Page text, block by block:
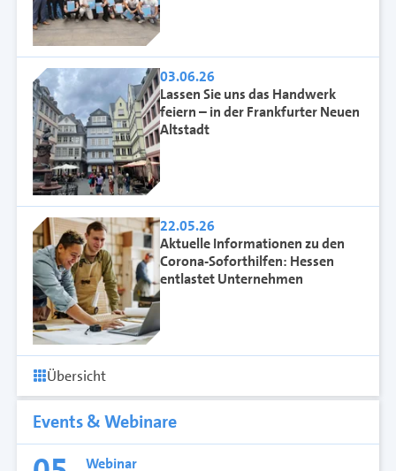
03.06.26
Lassen Sie uns das Handwerk
feiern – in der Frankfurter Neuen
Altstadt
22.05.26
Aktuelle Informationen zu den
Corona-Soforthilfen: Hessen
entlastet Unternehmen
Übersicht
Events & Webinare
Webinar